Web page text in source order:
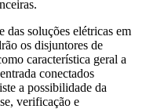
das soluções elétricas em
os disjuntores de
característica geral a
conectados
a possibilidade da
verificação e